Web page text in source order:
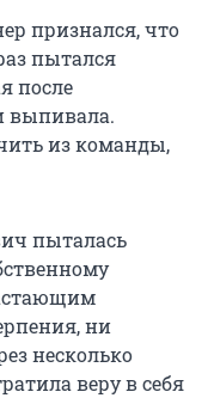
признался, что
пытался
после
выпивала.
из команды,
пыталась
ни
несколько
веру в себя